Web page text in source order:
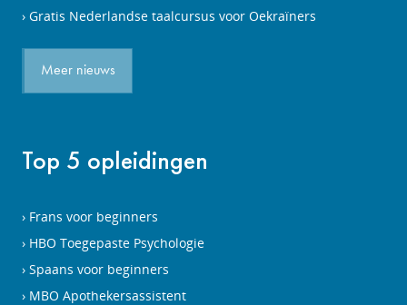
Gratis Nederlandse taalcursus voor Oekraïners
Meer nieuws
Top 5 opleidingen
Frans voor beginners
HBO Toegepaste Psychologie
Spaans voor beginners
MBO Apothekersassistent